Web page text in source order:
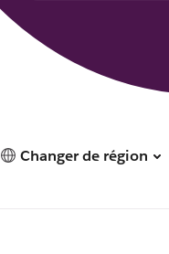
Changer de région